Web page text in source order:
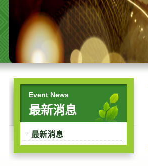
Event News
最新消息
最新消息